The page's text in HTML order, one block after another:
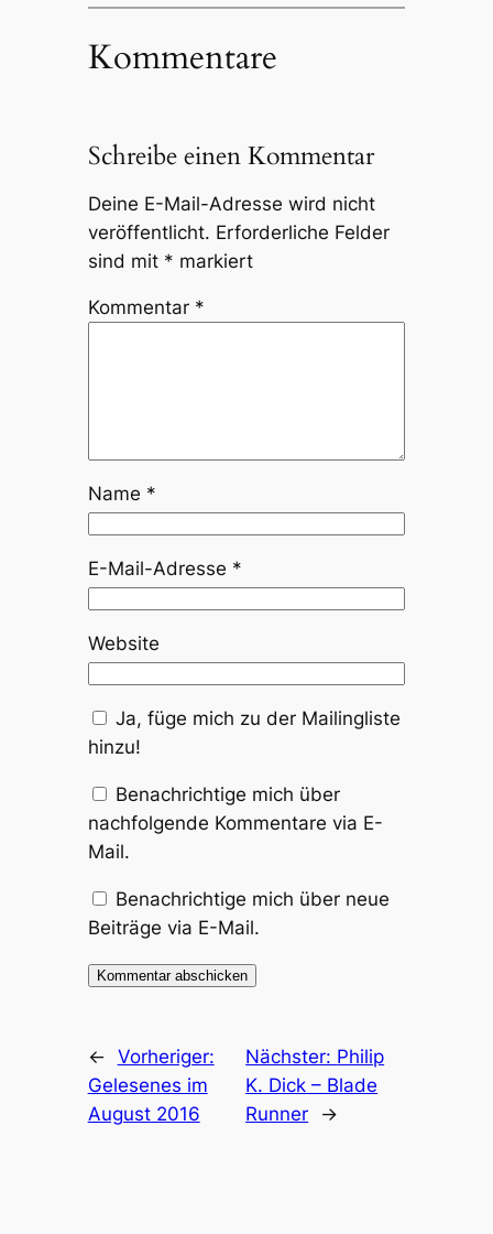
Kommentare
Schreibe einen Kommentar
Deine E-Mail-Adresse wird nicht
veröffentlicht. Erforderliche Felder
sind mit * markiert
Kommentar *
Name *
E-Mail-Adresse *
Website
Ja, füge mich zu der Mailingliste
hinzu!
Benachrichtige mich über
nachfolgende Kommentare via E-
Mail.
Benachrichtige mich über neue
Beiträge via E-Mail.
← Vorheriger:
Gelesenes im
August 2016
Nächster: Philip
K. Dick – Blade
Runner
→